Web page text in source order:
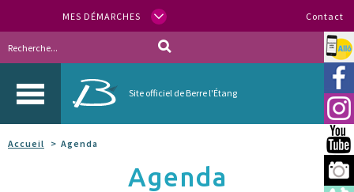
MES DÉMARCHES Contact
Site officiel de Berre l'Étang
Allo
Accueil Agenda
Agenda